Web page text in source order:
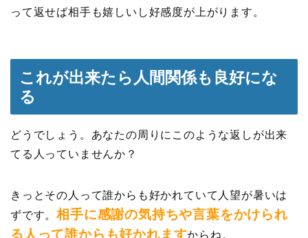
って返せば相手も嬉しいし好感度が上がります。
これが出来たら人間関係も良好にな
る
どうでしょう。あなたの周りにこのような返しが出来
てる人っていませんか？
きっとその人って誰からも好かれていて人望が暑いは
ずです。相手に感謝の気持ちや言葉をかけられ
る人って誰からも好かれますからね。